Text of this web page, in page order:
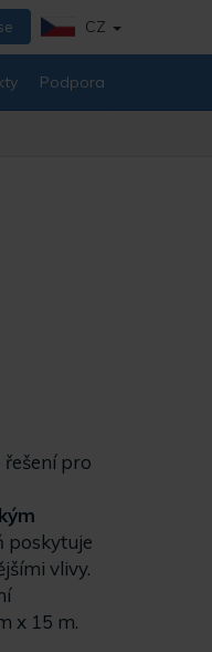
CZ
Podpora
řešení pro
poskytuje
vlivy.
x 15 m.